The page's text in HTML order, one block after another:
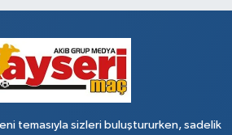
temasıyla sizleri buluştururken, sadelik